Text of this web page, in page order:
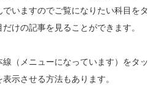
いますのでご覧になりたい科目をタ
けの記事を見ることができます。
（メニューになっています）をタッ
示させる方法もあります。